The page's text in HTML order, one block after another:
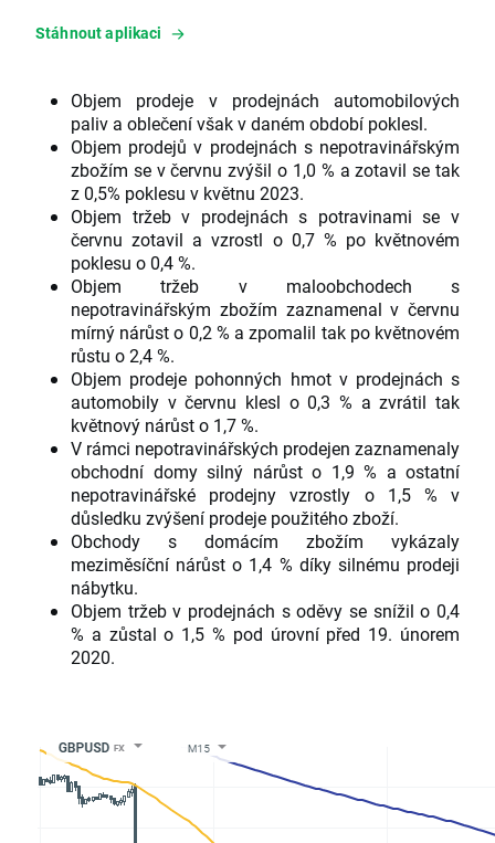
Stáhnout aplikaci
Objem prodeje v prodejnách automobilových
paliv a oblečení však v daném období poklesl.
Objem prodejů v prodejnách s nepotravinářským
zbožím se v červnu zvýšil o 1,0 % a zotavil se tak
z 0,5% poklesu v květnu 2023.
Objem tržeb v prodejnách s potravinami se v
červnu zotavil a vzrostl o 0,7 % po květnovém
poklesu o 0,4 %.
Objem tržeb v maloobchodech s
nepotravinářským zbožím zaznamenal v červnu
mírný nárůst o 0,2 % a zpomalil tak po květnovém
růstu o 2,4 %.
Objem prodeje pohonných hmot v prodejnách s
automobily v červnu klesl o 0,3 % a zvrátil tak
květnový nárůst o 1,7 %.
V rámci nepotravinářských prodejen zaznamenaly
obchodní domy silný nárůst o 1,9 % a ostatní
nepotravinářské prodejny vzrostly o 1,5 % v
důsledku zvýšení prodeje použitého zboží.
Obchody s domácím zbožím vykázaly
meziměsíční nárůst o 1,4 % díky silnému prodeji
nábytku.
Objem tržeb v prodejnách s oděvy se snížil o 0,4
% a zůstal o 1,5 % pod úrovní před 19. únorem
2020.